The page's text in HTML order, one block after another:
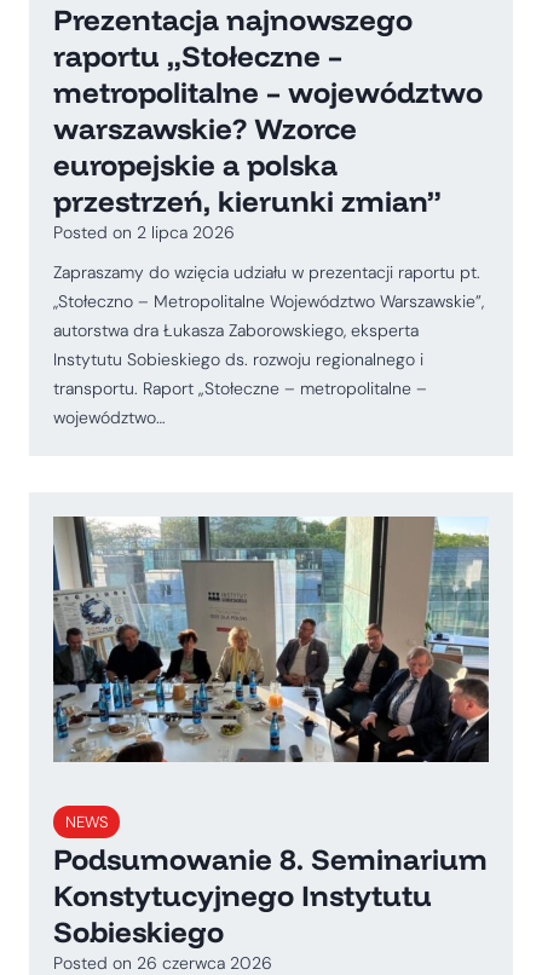
Prezentacja najnowszego
raportu „Stołeczne –
metropolitalne – województwo
warszawskie? Wzorce
europejskie a polska
przestrzeń, kierunki zmian”
Posted on 2 lipca 2026
Zapraszamy do wzięcia udziału w prezentacji raportu pt.
,,Stołeczno – Metropolitalne Województwo Warszawskie”,
autorstwa dra Łukasza Zaborowskiego, eksperta
Instytutu Sobieskiego ds. rozwoju regionalnego i
transportu. Raport „Stołeczne – metropolitalne –
województwo…
NEWS
Podsumowanie 8. Seminarium
Konstytucyjnego Instytutu
Sobieskiego
Posted on 26 czerwca 2026